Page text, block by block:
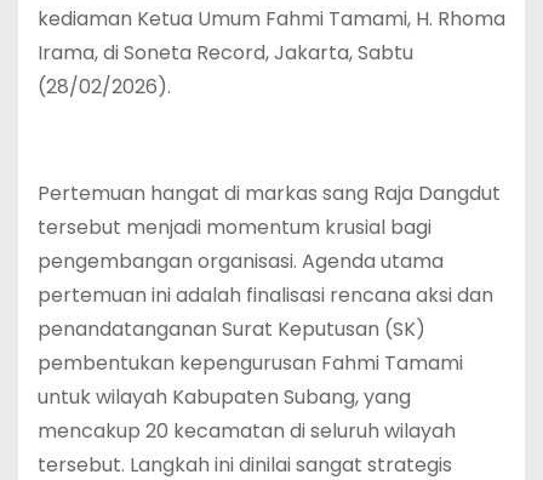
kediaman Ketua Umum Fahmi Tamami, H. Rhoma
Irama, di Soneta Record, Jakarta, Sabtu
(28/02/2026).
Pertemuan hangat di markas sang Raja Dangdut
tersebut menjadi momentum krusial bagi
pengembangan organisasi. Agenda utama
pertemuan ini adalah finalisasi rencana aksi dan
penandatanganan Surat Keputusan (SK)
pembentukan kepengurusan Fahmi Tamami
untuk wilayah Kabupaten Subang, yang
mencakup 20 kecamatan di seluruh wilayah
tersebut. Langkah ini dinilai sangat strategis